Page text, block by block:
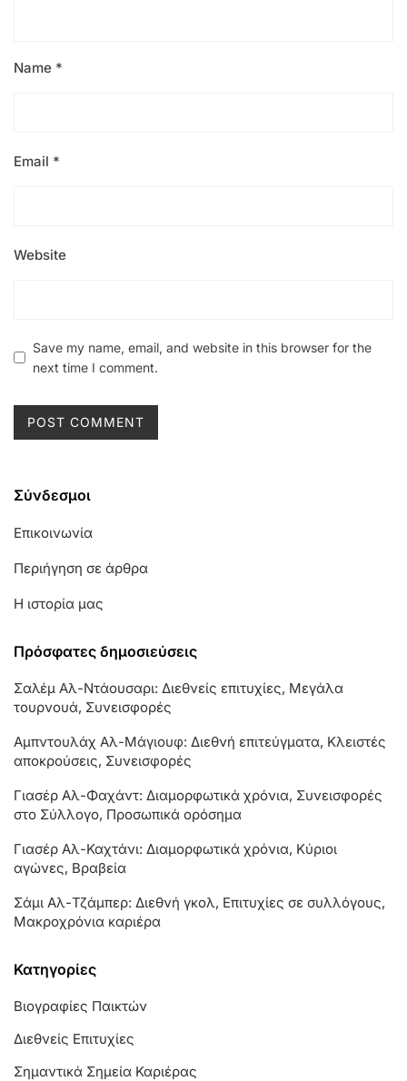
Name *
Email *
Website
Save my name, email, and website in this browser for the
next time I comment.
Σύνδεσμοι
Επικοινωνία
Περιήγηση σε άρθρα
Η ιστορία μας
Πρόσφατες δημοσιεύσεις
Σαλέμ Αλ-Ντάουσαρι: Διεθνείς επιτυχίες, Μεγάλα
τουρνουά, Συνεισφορές
Αμπντουλάχ Αλ-Μάγιουφ: Διεθνή επιτεύγματα, Κλειστές
αποκρούσεις, Συνεισφορές
Γιασέρ Αλ-Φαχάντ: Διαμορφωτικά χρόνια, Συνεισφορές
στο Σύλλογο, Προσωπικά ορόσημα
Γιασέρ Αλ-Καχτάνι: Διαμορφωτικά χρόνια, Κύριοι
αγώνες, Βραβεία
Σάμι Αλ-Τζάμπερ: Διεθνή γκολ, Επιτυχίες σε συλλόγους,
Μακροχρόνια καριέρα
Κατηγορίες
Βιογραφίες Παικτών
Διεθνείς Επιτυχίες
Σημαντικά Σημεία Καριέρας